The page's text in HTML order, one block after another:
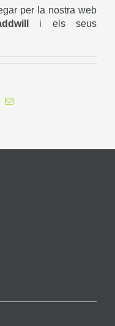
per la nostra web
i els seus
Email